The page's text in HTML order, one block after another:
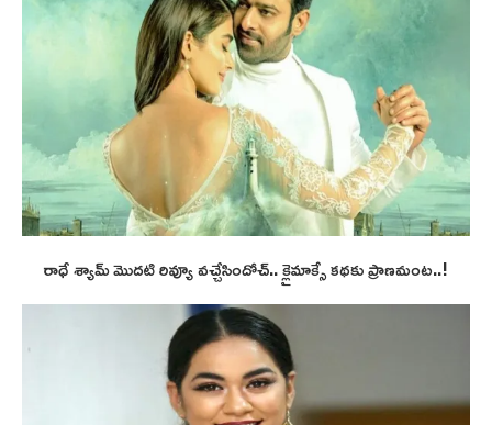
రాధే శ్యామ్ మొదటి రివ్యూ వచ్చేసిందోచ్.. క్లైమాక్సే కథకు ప్రాణమంట..!